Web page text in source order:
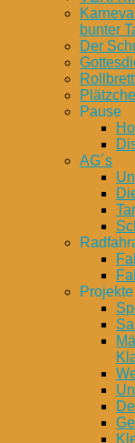
bunter
Der
Pause
AG´s
Projekte